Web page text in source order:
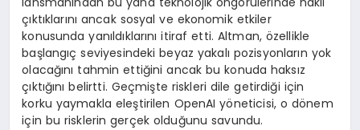
çıktıklarını ancak sosyal ve ekonomik etkiler
konusunda yanıldıklarını itiraf etti. Altman, özellikle
başlangıç seviyesindeki beyaz yakalı pozisyonların yok
olacağını tahmin ettiğini ancak bu konuda haksız
çıktığını belirtti. Geçmişte riskleri dile getirdiği için
korku yaymakla eleştirilen OpenAI yöneticisi, o dönem
için bu risklerin gerçek olduğunu savundu.